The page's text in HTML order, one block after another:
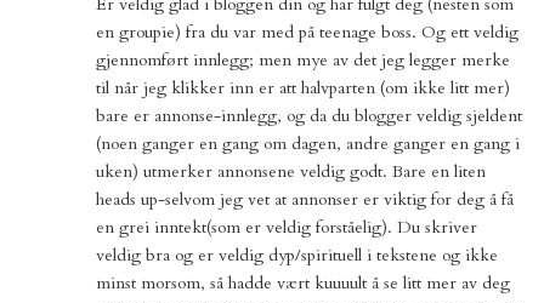
en groupie) fra du var med på teenage boss. Og ett veldig
gjennomført innlegg; men mye av det jeg legger merke
til når jeg klikker inn er att halvparten (om ikke litt mer)
bare er annonse-innlegg, og da du blogger veldig sjeldent
(noen ganger en gang om dagen, andre ganger en gang i
uken) utmerker annonsene veldig godt. Bare en liten
heads up-selvom jeg vet at annonser er viktig for deg å få
en grei inntekt(som er veldig forståelig). Du skriver
veldig bra og er veldig dyp/spirituell i tekstene og ikke
minst morsom, så hadde vært kuuuult å se litt mer av deg